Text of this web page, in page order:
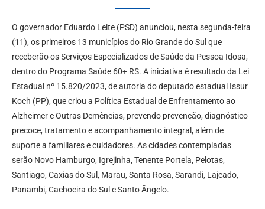
O governador Eduardo Leite (PSD) anunciou, nesta segunda-feira
(11), os primeiros 13 municípios do Rio Grande do Sul que
receberão os Serviços Especializados de Saúde da Pessoa Idosa,
dentro do Programa Saúde 60+ RS. A iniciativa é resultado da Lei
Estadual nº 15.820/2023, de autoria do deputado estadual Issur
Koch (PP), que criou a Política Estadual de Enfrentamento ao
Alzheimer e Outras Demências, prevendo prevenção, diagnóstico
precoce, tratamento e acompanhamento integral, além de
suporte a familiares e cuidadores. As cidades contempladas
serão Novo Hamburgo, Igrejinha, Tenente Portela, Pelotas,
Santiago, Caxias do Sul, Marau, Santa Rosa, Sarandi, Lajeado,
Panambi, Cachoeira do Sul e Santo Ângelo.